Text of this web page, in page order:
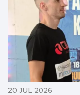
20 JUL 2026